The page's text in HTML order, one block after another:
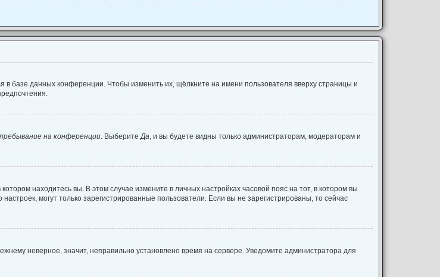
в базе данных конференции. Чтобы изменить их, щёлкните на имени пользователя вверху страницы и
на конференции. ВыберитеДа, и вы будете видны только администраторам, модераторам и
находитесь вы. В этом случае измените в личных настройках часовой пояс на тот, в котором вы
могут только зарегистрированные пользователи. Если вы не зарегистрированы, то сейчас
неверное, значит, неправильно установлено время на сервере. Уведомите администратора для